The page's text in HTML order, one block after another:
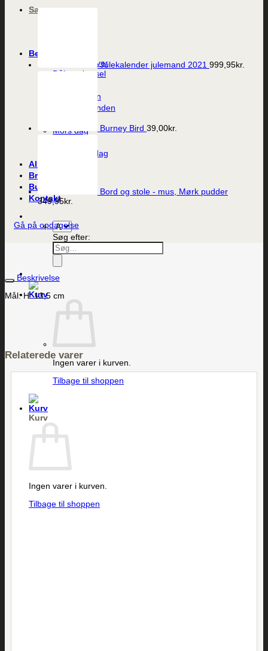
Sæson
Begivenheder
Værtindegaver
Dåb og barsel
Til studenten
Til konfirmanden
Mors dag
Valentines dag
Alle produkter
Brands
Butikken
Kontakt
Søg efter:
Ingen varer i kurven.
Tilbage til shoppen
Kurv
Ingen varer i kurven.
Tilbage til shoppen
Julekalender julemand 2021 999,95kr.
Burney Bird 39,00kr.
Bord og stole - mus, Mørk pudder
349,95kr.
Gå på opdagelse
Beskrivelse
Mål: H: 13,5 cm
Relaterede varer